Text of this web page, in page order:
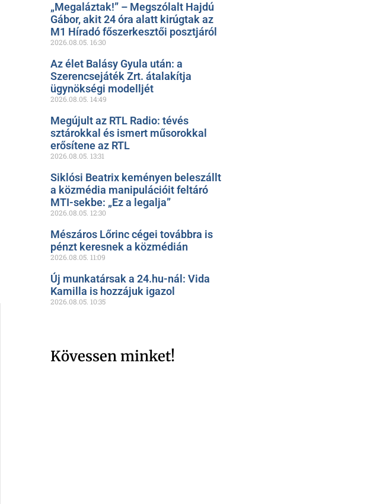
„Megaláztak!” – Megszólalt Hajdú
Gábor, akit 24 óra alatt kirúgtak az
M1 Híradó főszerkesztői posztjáról
2026.08.05. 16:30
Az élet Balásy Gyula után: a
Szerencsejáték Zrt. átalakítja
ügynökségi modelljét
2026.08.05. 14:49
Megújult az RTL Radio: tévés
sztárokkal és ismert műsorokkal
erősítene az RTL
2026.08.05. 13:31
Siklósi Beatrix keményen beleszállt
a közmédia manipulációit feltáró
MTI-sekbe: „Ez a legalja”
2026.08.05. 12:30
Mészáros Lőrinc cégei továbbra is
pénzt keresnek a közmédián
2026.08.05. 11:09
Új munkatársak a 24.hu-nál: Vida
Kamilla is hozzájuk igazol
2026.08.05. 10:35
Kövessen minket!